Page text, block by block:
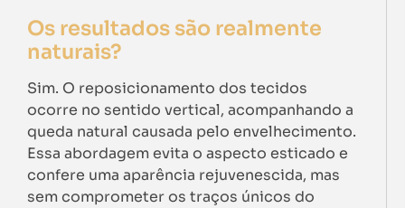
Os resultados são realmente
naturais?
Sim. O reposicionamento dos tecidos
ocorre no sentido vertical, acompanhando a
queda natural causada pelo envelhecimento.
Essa abordagem evita o aspecto esticado e
confere uma aparência rejuvenescida, mas
sem comprometer os traços únicos do